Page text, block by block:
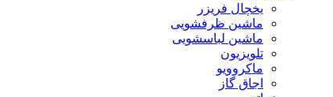
یخچال فریزر
ماشین ظرفشویی
ماشین لباسشویی
تلویزیون
ماکروویو
اجاق گاز